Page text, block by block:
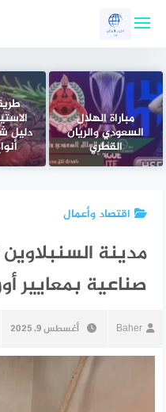
مباراة الهلال
السعودي والريان
القطري
دليل
اقتصاد وأعمال
مدينة
صناعية بمعايير
Baher أغسطس 9, 2025